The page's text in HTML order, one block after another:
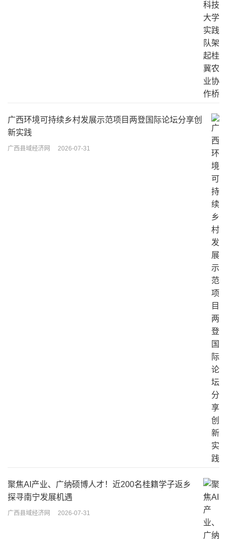
广西环境可持续乡村发展示范项目两登国际论坛分享创
新实践
广西县域经济网 2026-07-31
聚焦AI产业、广纳硕博人才！近200名桂籍学子返乡
探寻南宁发展机遇
广西县域经济网 2026-07-31